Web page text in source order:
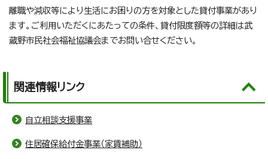
離職や減収等により生活にお困りの方を対象とした貸付事業があり
ます。ご利用いただくにあたっての条件、貸付限度額等の詳細は武
蔵野市民社会福祉協議会までお問い合せください。
関連情報リンク
自立相談支援事業
住居確保給付金事業（家賃補助）